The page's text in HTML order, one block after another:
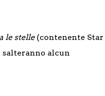
le stelle(contenente Star
salteranno alcun